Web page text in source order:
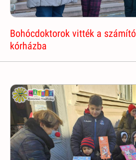
Bohócdoktorok vitték a
kórházba